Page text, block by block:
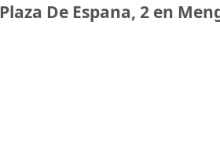
Plaza De Espana, 2 en